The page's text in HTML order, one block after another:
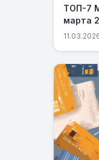
ТОП-7
марта